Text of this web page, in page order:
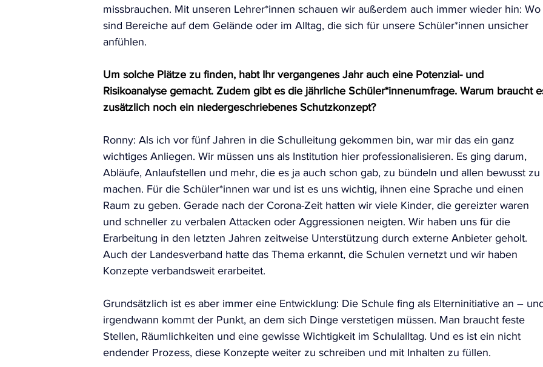
missbrauchen. Mit unseren Lehrer*innen schauen wir außerdem auch immer wieder hin: Wo
sind Bereiche auf dem Gelände oder im Alltag, die sich für unsere Schüler*innen unsicher
anfühlen.
Um solche Plätze zu finden, habt Ihr vergangenes Jahr auch eine Potenzial- und
Risikoanalyse gemacht. Zudem gibt es die jährliche Schüler*innenumfrage. Warum braucht
zusätzlich noch ein niedergeschriebenes Schutzkonzept?
Ronny: Als ich vor fünf Jahren in die Schulleitung gekommen bin, war mir das ein ganz
wichtiges Anliegen. Wir müssen uns als Institution hier professionalisieren. Es ging darum,
Abläufe, Anlaufstellen und mehr, die es ja auch schon gab, zu bündeln und allen bewusst zu
machen. Für die Schüler*innen war und ist es uns wichtig, ihnen eine Sprache und einen
Raum zu geben. Gerade nach der Corona-Zeit hatten wir viele Kinder, die gereizter waren
und schneller zu verbalen Attacken oder Aggressionen neigten. Wir haben uns für die
Erarbeitung in den letzten Jahren zeitweise Unterstützung durch externe Anbieter geholt.
Auch der Landesverband hatte das Thema erkannt, die Schulen vernetzt und wir haben
Konzepte verbandsweit erarbeitet.
Grundsätzlich ist es aber immer eine Entwicklung: Die Schule fing als Elterninitiative an –
irgendwann kommt der Punkt, an dem sich Dinge verstetigen müssen. Man braucht feste
Stellen, Räumlichkeiten und eine gewisse Wichtigkeit im Schulalltag. Und es ist ein nicht
endender Prozess, diese Konzepte weiter zu schreiben und mit Inhalten zu füllen.